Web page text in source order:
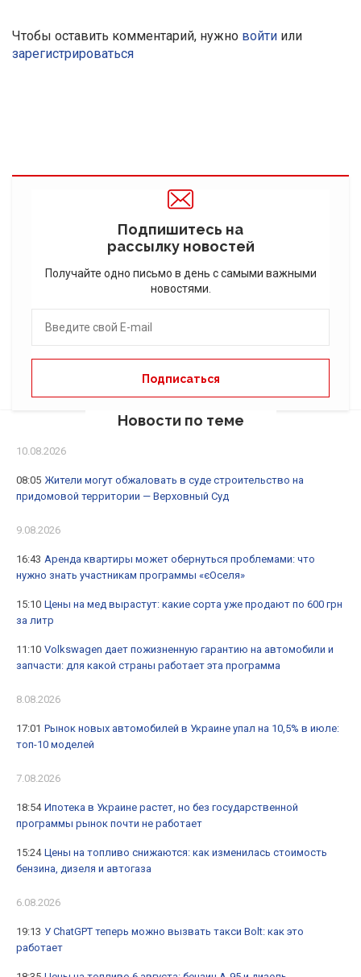
Чтобы оставить комментарий, нужно войти или
зарегистрироваться
Подпишитесь на
рассылку новостей
Получайте одно письмо в день с самыми важными
новостями.
Новости по теме
10.08.2026
08:05 Жители могут обжаловать в суде строительство на
придомовой территории — Верховный Суд
9.08.2026
16:43 Аренда квартиры может обернуться проблемами: что
нужно знать участникам программы «єОселя»
15:10 Цены на мед вырастут: какие сорта уже продают по 600 грн
за литр
11:10 Volkswagen дает пожизненную гарантию на автомобили и
запчасти: для какой страны работает эта программа
8.08.2026
17:01 Рынок новых автомобилей в Украине упал на 10,5% в июле:
топ-10 моделей
7.08.2026
18:54 Ипотека в Украине растет, но без государственной
программы рынок почти не работает
15:24 Цены на топливо снижаются: как изменилась стоимость
бензина, дизеля и автогаза
6.08.2026
19:13 У ChatGPT теперь можно вызвать такси Bolt: как это
работает